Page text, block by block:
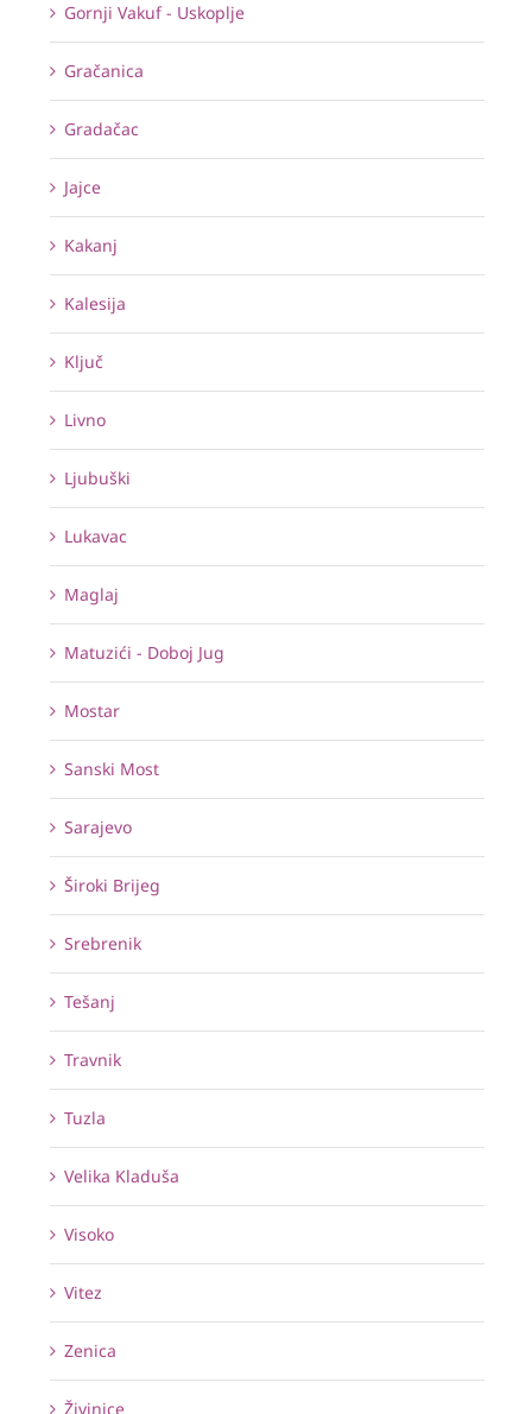
Gornji Vakuf - Uskoplje
Gračanica
Gradačac
Jajce
Kakanj
Kalesija
Ključ
Livno
Ljubuški
Lukavac
Maglaj
Matuzići - Doboj Jug
Mostar
Sanski Most
Sarajevo
Široki Brijeg
Srebrenik
Tešanj
Travnik
Tuzla
Velika Kladuša
Visoko
Vitez
Zenica
Živinice